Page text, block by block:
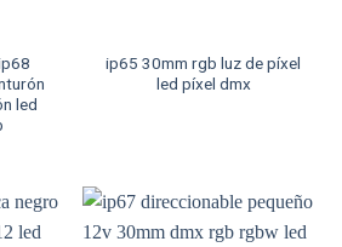
led
ip65 30mm rgb luz de píxel
led píxel dmx